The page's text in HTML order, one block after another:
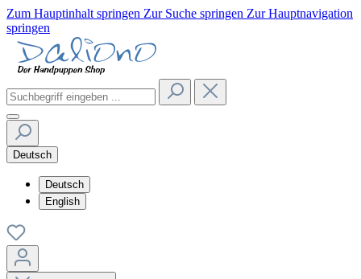
Zum Hauptinhalt springen Zur Suche springen Zur Hauptnavigation
springen
Deutsch
Deutsch
English